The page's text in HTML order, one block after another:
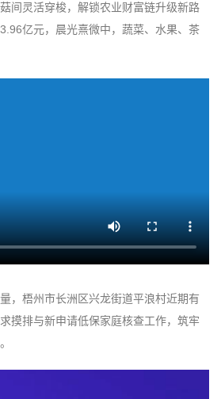
间灵活穿梭，解锁农业财富链升级新路
亿元，晨光熹微中，蔬菜、水果、茶
，梧州市长洲区兴龙街道平浪村近期有
摸排与新申请低保家庭核查工作，筑牢